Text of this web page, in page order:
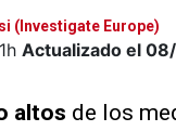
(Investigate Europe)
Actualizado el
altos de los